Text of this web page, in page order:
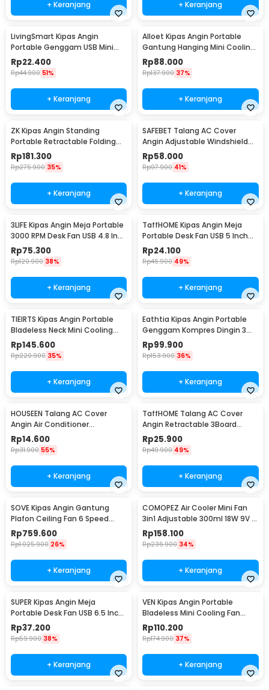
+ Keranjang + Keranjang
LivingSmart Kipas Angin
Portable Genggam USB Mini
Cooling Fan 1200mAh - SS-2
Rp22.400
Rp44.900 51%
+ Keranjang
Alloet Kipas Angin Portable
Gantung Hanging Mini Cooling
Fan 1800mAh - DQ203
Rp88.000
Rp137.900 37%
+ Keranjang
ZK Kipas Angin Standing
Portable Retractable Folding
Fan 7200mAh - ZK-20321
Rp181.300
Rp275.900 35%
+ Keranjang
SAFEBET Talang AC Cover
Angin Adjustable Windshield
Deflector 56x18cm - GB001
Rp58.000
Rp97.900 41%
+ Keranjang
3LIFE Kipas Angin Meja Portable
3000 RPM Desk Fan USB 4.8 Inch
5W - 312
Rp75.300
Rp120.900 38%
+ Keranjang
TaffHOME Kipas Angin Meja
Portable Desk Fan USB 5 Inch
2.5W - YZ-007
Rp24.100
Rp46.900 49%
+ Keranjang
TIEIRTS Kipas Angin Portable
Bladeless Neck Mini Cooling
Fan 5000mAh - H12
Rp145.600
Rp220.900 35%
+ Keranjang
Eathtia Kipas Angin Portable
Genggam Kompres Dingin 3
Speed 2200mAh - WX-622
Rp99.900
Rp153.900 36%
+ Keranjang
HOUSEEN Talang AC Cover
Angin Air Conditioner
Windshield Deflector - YH-JJ-
80
Rp14.600
Rp31.900 55%
+ Keranjang
TaffHOME Talang AC Cover
Angin Retractable 3Board
Windshield Deflector - HZ74
Rp25.900
Rp49.900 49%
+ Keranjang
SOVE Kipas Angin Gantung
Plafon Ceiling Fan 6 Speed
Reversible 52 Inch - FS2007
Rp759.600
Rp1.025.900 26%
+ Keranjang
COMOPEZ Air Cooler Mini Fan
3in1 Adjustable 300ml 18W 9V -
YY-01
Rp158.100
Rp236.900 34%
+ Keranjang
SUPER Kipas Angin Meja
Portable Desk Fan USB 6.5 Inch
4.5W - A8
Rp37.200
Rp59.900 38%
+ Keranjang
VEN Kipas Angin Portable
Bladeless Mini Cooling Fan
Power Bank 3000mAh - 348
Rp110.200
Rp174.900 37%
+ Keranjang